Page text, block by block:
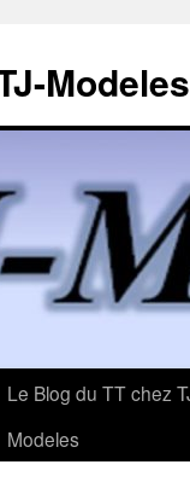
Modeles
Le Blog du TT chez
Modeles